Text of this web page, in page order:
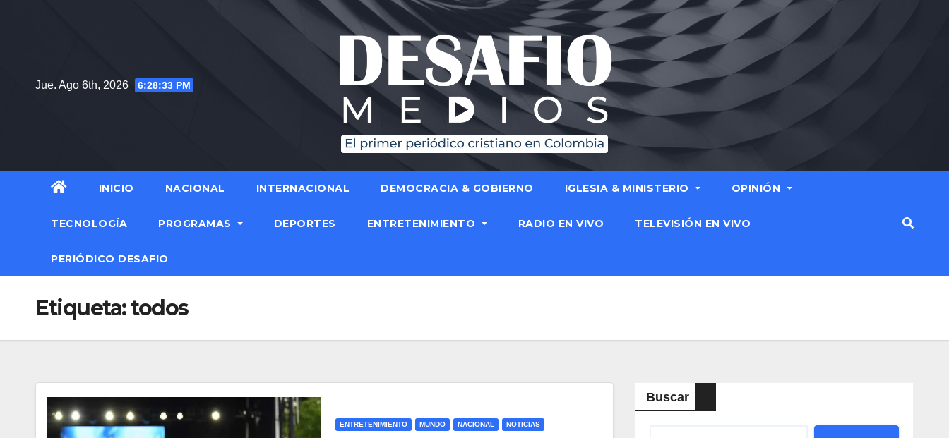
Jue. Ago 6th, 2026 6:28:33 PM
INICIO NACIONAL INTERNACIONAL DEMOCRACIA & GOBIERNO IGLESIA & MINISTERIO OPINIÓN
TECNOLOGÍA PROGRAMAS DEPORTES ENTRETENIMIENTO RADIO EN VIVO TELEVISIÓN EN VIVO
PERIÓDICO DESAFIO
Etiqueta:todos
ENTRETENIMIENTO MUNDO NACIONAL NOTICIAS
Buscar